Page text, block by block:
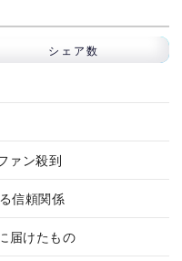
シェア数
ァン殺到
信頼関係
届けたもの